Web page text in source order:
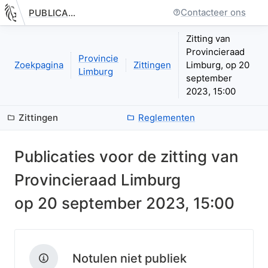
Nieuwe pagina: bestuurseenheid.zittingen.zitting.index
PUBLICATIE.GELINKT-NOTULEREN.VLAANDEREN.BE Contacteer ons
Zoekpagina
Provincie
Limburg
Zittingen
Zitting van
Provincieraad
Limburg, op 20
september
2023, 15:00
Zittingen Reglementen
Publicaties voor de zitting van
Provincieraad Limburg
op 20 september 2023, 15:00
Notulen niet publiek